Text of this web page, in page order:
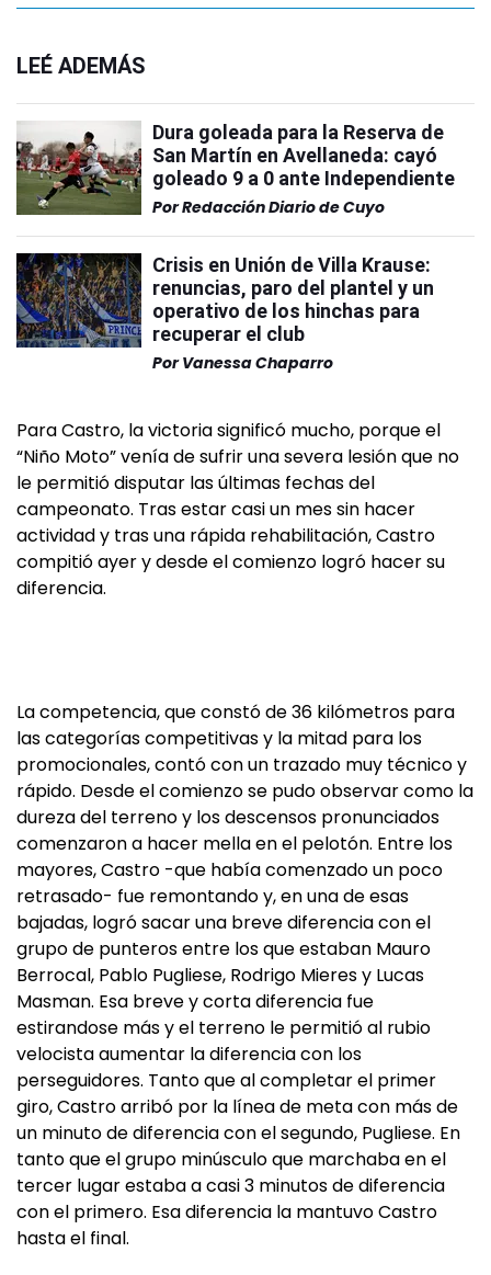
LEÉ ADEMÁS
Dura goleada para la Reserva de
San Martín en Avellaneda: cayó
goleado 9 a 0 ante Independiente
PorRedacción Diario de Cuyo
Crisis en Unión de Villa Krause:
renuncias, paro del plantel y un
operativo de los hinchas para
recuperar el club
Por Vanessa Chaparro
Para Castro, la victoria significó mucho, porque el
“Niño Moto” venía de sufrir una severa lesión que no
le permitió disputar las últimas fechas del
campeonato. Tras estar casi un mes sin hacer
actividad y tras una rápida rehabilitación, Castro
compitió ayer y desde el comienzo logró hacer su
diferencia.
La competencia, que constó de 36 kilómetros para
las categorías competitivas y la mitad para los
promocionales, contó con un trazado muy técnico y
rápido. Desde el comienzo se pudo observar como la
dureza del terreno y los descensos pronunciados
comenzaron a hacer mella en el pelotón. Entre los
mayores, Castro -que había comenzado un poco
retrasado- fue remontando y, en una de esas
bajadas, logró sacar una breve diferencia con el
grupo de punteros entre los que estaban Mauro
Berrocal, Pablo Pugliese, Rodrigo Mieres y Lucas
Masman. Esa breve y corta diferencia fue
estirandose más y el terreno le permitió al rubio
velocista aumentar la diferencia con los
perseguidores. Tanto que al completar el primer
giro, Castro arribó por la línea de meta con más de
un minuto de diferencia con el segundo, Pugliese. En
tanto que el grupo minúsculo que marchaba en el
tercer lugar estaba a casi 3 minutos de diferencia
con el primero. Esa diferencia la mantuvo Castro
hasta el final.